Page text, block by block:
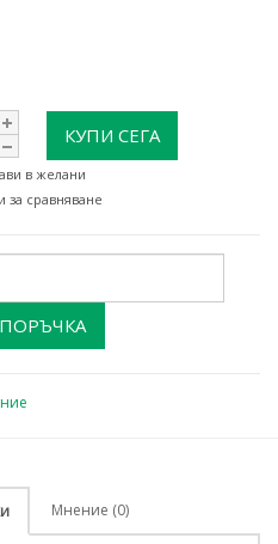
КУПИ СЕГА
в желани
за сравняване
Мнение (0)